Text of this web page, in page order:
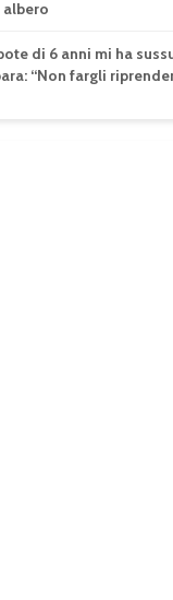
di 6 anni mi ha
“Non fargli